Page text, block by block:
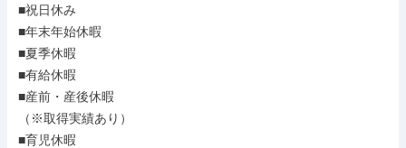
■祝日休み
■年末年始休暇
■夏季休暇
■有給休暇
■産前・産後休暇
（※取得実績あり）
■育児休暇